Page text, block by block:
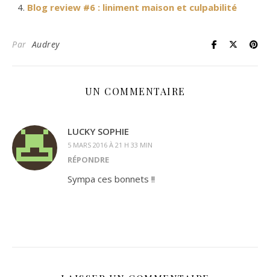
Blog review #6 : liniment maison et culpabilité
ParAudrey
UN COMMENTAIRE
LUCKY SOPHIE
5 MARS 2016 À 21 H 33 MIN
RÉPONDRE
Sympa ces bonnets !!